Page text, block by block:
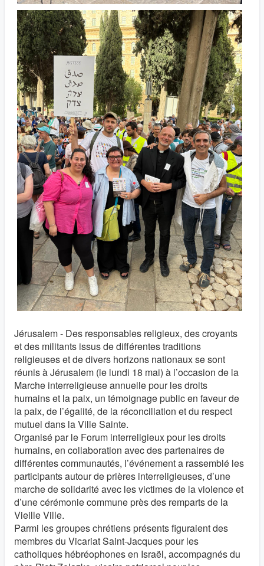
Jérusalem - Des responsables religieux, des croyants
et des militants issus de différentes traditions
religieuses et de divers horizons nationaux se sont
réunis à Jérusalem (le lundi 18 mai) à l’occasion de la
Marche interreligieuse annuelle pour les droits
humains et la paix, un témoignage public en faveur de
la paix, de l’égalité, de la réconciliation et du respect
mutuel dans la Ville Sainte.
Organisé par le Forum interreligieux pour les droits
humains, en collaboration avec des partenaires de
différentes communautés, l’événement a rassemblé les
participants autour de prières interreligieuses, d’une
marche de solidarité avec les victimes de la violence et
d’une cérémonie commune près des remparts de la
Vieille Ville.
Parmi les groupes chrétiens présents figuraient des
membres du Vicariat Saint-Jacques pour les
catholiques hébréophones en Israël, accompagnés du